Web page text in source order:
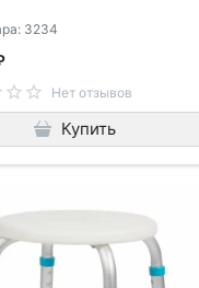
3234
Нет отзывов
Купить